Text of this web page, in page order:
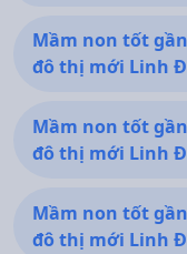
Mầm non tốt
đô thị mới Linh
Mầm non tốt
đô thị mới Linh
Mầm non tốt
đô thị mới Linh